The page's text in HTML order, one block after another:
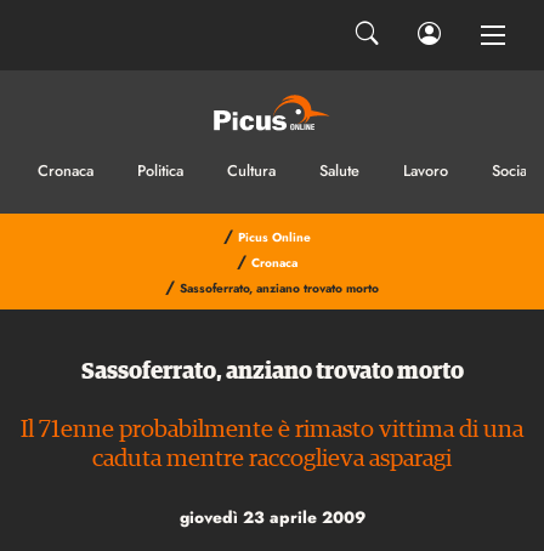
Cronaca Politica Cultura Salute Lavoro Sociale
/ Picus Online
/ Cronaca
/ Sassoferrato, anziano trovato morto
Sassoferrato, anziano trovato morto
Il 71enne probabilmente è rimasto vittima di una
caduta mentre raccoglieva asparagi
giovedì 23 aprile 2009